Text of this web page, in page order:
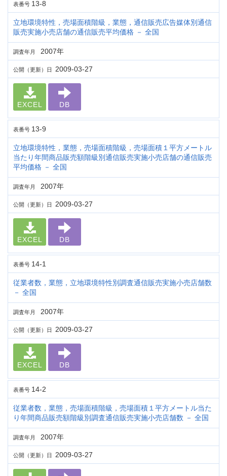
表番号 13-8
立地環境特性，売場面積階級，業態，通信販売広告媒体別通信
販売実施小売店舗の通信販売平均価格 － 全国
調査年月 2007年
公開（更新）日 2009-03-27
EXCEL DB
表番号 13-9
立地環境特性，業態，売場面積階級，売場面積１平方メートル
当たり年間商品販売額階級別通信販売実施小売店舗の通信販売
平均価格 － 全国
調査年月 2007年
公開（更新）日 2009-03-27
EXCEL DB
表番号 14-1
従業者数，業態，立地環境特性別調査通信販売実施小売店舗数
－ 全国
調査年月 2007年
公開（更新）日 2009-03-27
EXCEL DB
表番号 14-2
従業者数，業態，売場面積階級，売場面積１平方メートル当た
り年間商品販売額階級別調査通信販売実施小売店舗数 － 全国
調査年月 2007年
公開（更新）日 2009-03-27